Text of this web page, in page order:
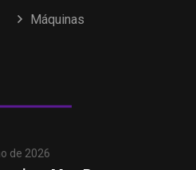
Máquinas
de 2026